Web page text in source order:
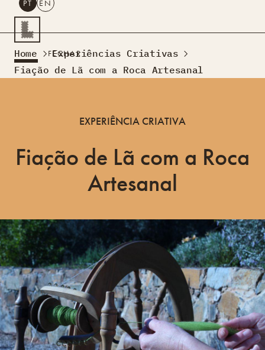
PESQUISAR
PT EN
Residências Criativas
A Acontecer
Montra
PT EN
FECHAR
Home
Experiências Criativas
Fiação de Lã com a Roca Artesanal
EXPERIÊNCIA CRIATIVA
Fiação de Lã com a Roca
Artesanal